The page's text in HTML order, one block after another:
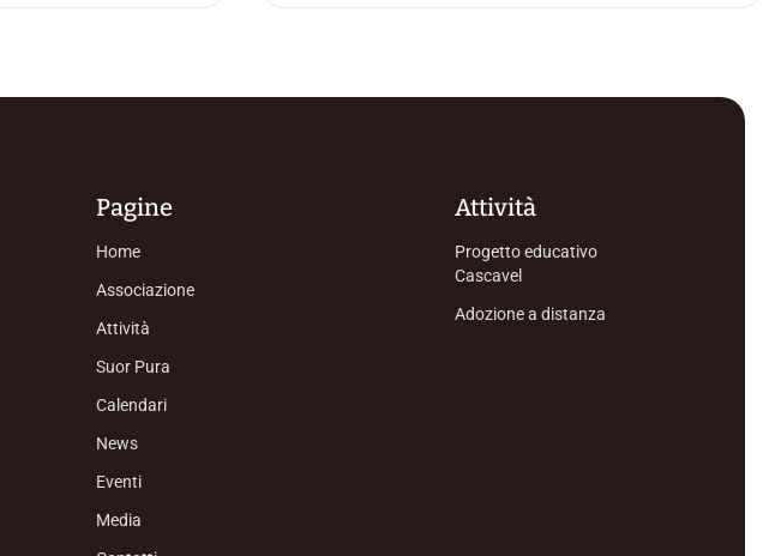
Pagine
Home
Associazione
Attività
Suor Pura
Calendari
News
Eventi
Media
Attività
Progetto educativo
Cascavel
Adozione a distanza